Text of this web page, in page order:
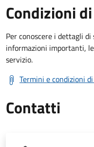
Condizioni
Per conoscere i dettagli
informazioni importanti,
servizio.
Termini e condizioni
Contatti